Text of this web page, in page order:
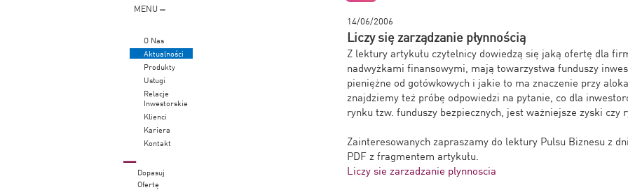
MENU
O Nas
Aktualności
Produkty
Usługi
Relacje
Inwestorskie
Klienci
Kariera
Kontakt
Dopasuj
Ofertę
14/06/2006
Liczy się zarządzanie płynnością
Z lektury artykułu czytelnicy dowiedzą się jaką ofertę dla
nadwyżkami finansowymi, mają towarzystwa funduszy
pieniężne od gotówkowych i jakie to ma znaczenie przy
znajdziemy też próbę odpowiedzi na pytanie, co dla
rynku tzw. funduszy bezpiecznych, jest ważniejsze zyski czy
Zainteresowanych zapraszamy do lektury Pulsu Biznesu z
PDF z fragmentem artykułu.
Liczy sie zarzadzanie plynnoscia